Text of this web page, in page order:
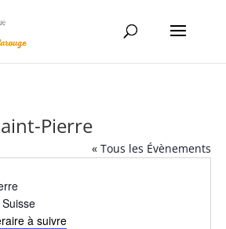
Pierre
« Tous les Évènements
Suisse
à suivre